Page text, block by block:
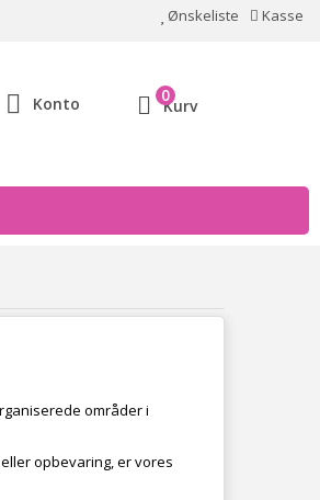
Ønskeliste Kasse
Konto Kurv
0
områder i
opbevaring, er vores